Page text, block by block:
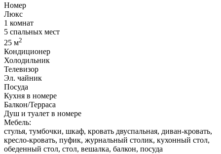
Номер
Люкс
1 комнат
5 спальных мест
25 м2
Кондиционер
Холодильник
Телевизор
Эл. чайник
Посуда
Кухня в номере
Балкон/Терраса
Душ и туалет в номере
Мебель:
стулья, тумбочки, шкаф, кровать двуспальная, диван-кровать,
кресло-кровать, пуфик, журнальный столик, кухонный стол,
обеденный стол, стол, вешалка, балкон, посуда